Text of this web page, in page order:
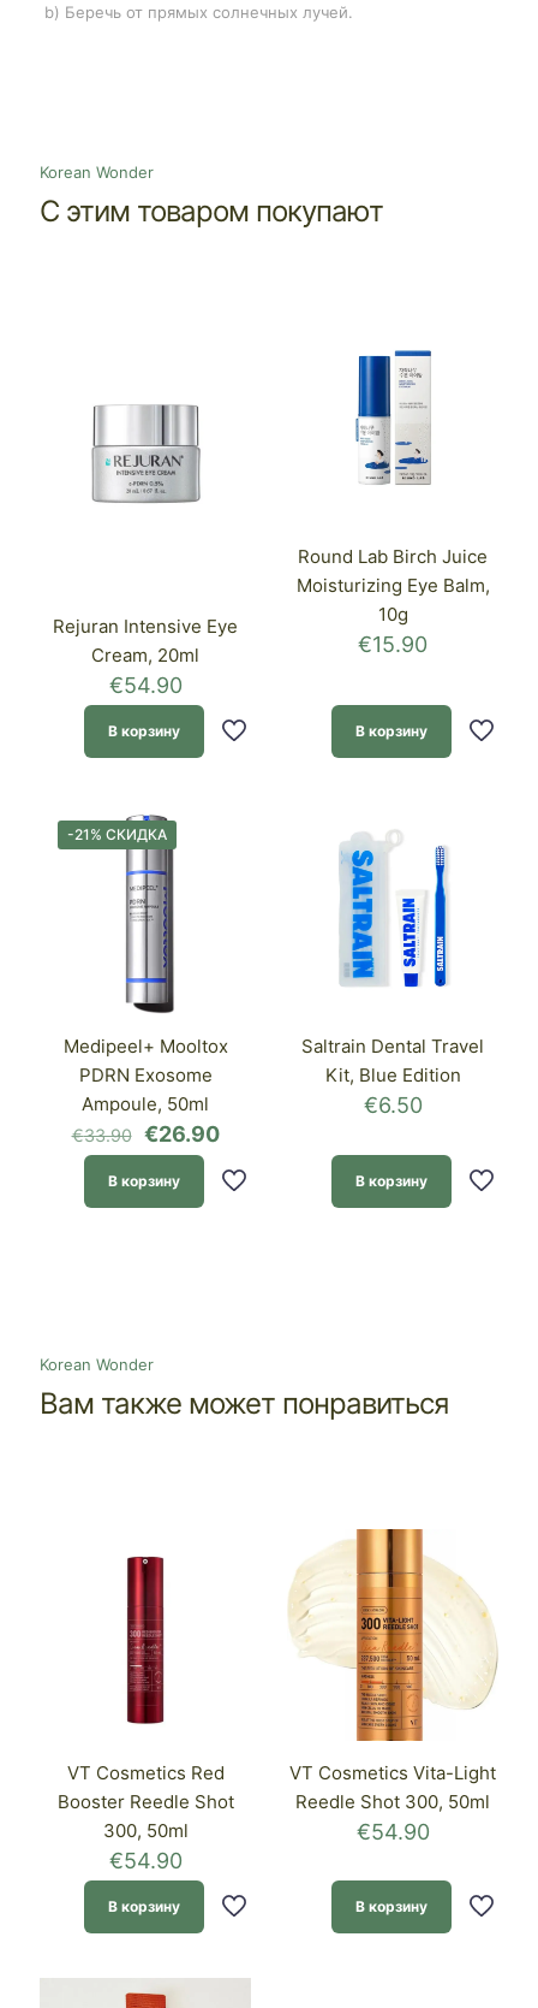
b) Беречь от прямых солнечных лучей.
Korean Wonder
С этим товаром покупают
Rejuran Intensive Eye
Cream, 20ml
€54.90
В корзину
Round Lab Birch Juice
Moisturizing Eye Balm,
10g
€15.90
В корзину
-21% СКИДКА
Medipeel+ Mooltox
PDRN Exosome
Ampoule, 50ml
€33.90
Первоначальная
цена
составляла
€33.90.
€26.90Текущая
€26.90.
В корзину
Saltrain Dental Travel
Kit, Blue Edition
€6.50
В корзину
Korean Wonder
Вам также может понравиться
VT Cosmetics Red
Booster Reedle Shot
300, 50ml
€54.90
В корзину
VT Cosmetics Vita-Light
Reedle Shot 300, 50ml
€54.90
В корзину